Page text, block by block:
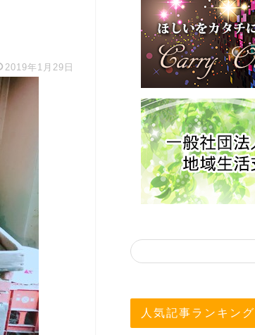
2019年1月29日
人気記事ランキング